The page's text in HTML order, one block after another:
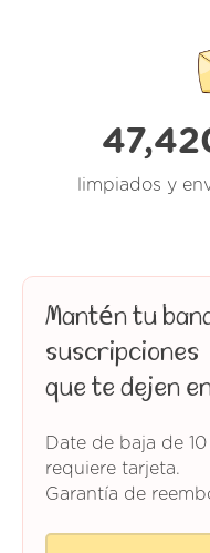
limpiados y
Mantén tu
suscripciones
que te dejen
Date de baja de
requiere tarjeta.
Garantía de